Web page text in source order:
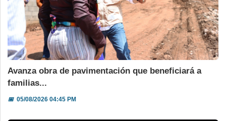
Avanza obra de pavimentación que beneficiará a
familias...
📅05/08/2026 04:45 PM